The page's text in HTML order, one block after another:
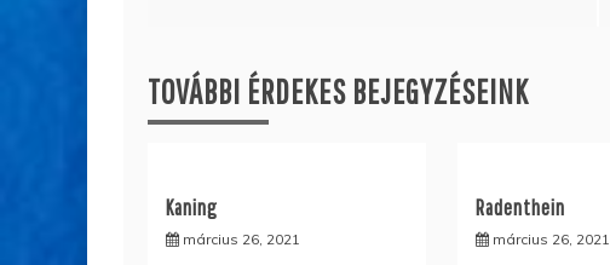
TOVÁBBI ÉRDEKES BEJEGYZÉSEINK
Kaning
március 26, 2021
Radenthein
március 26, 2021